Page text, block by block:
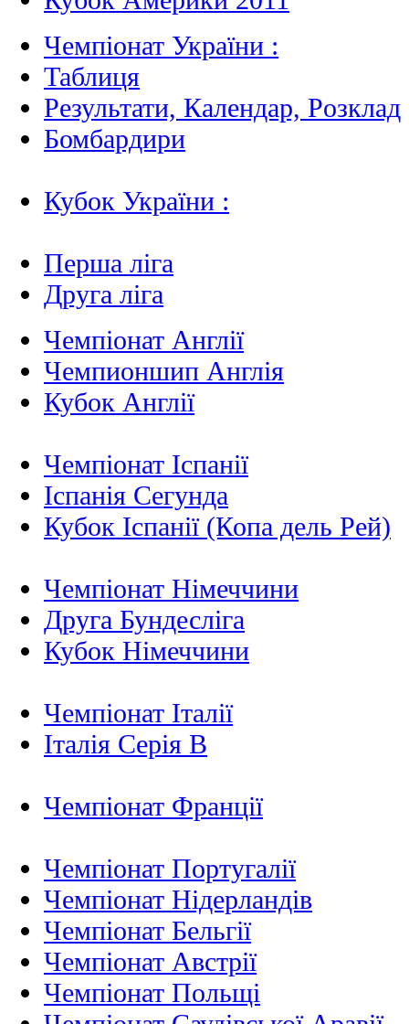
Чемпіонат України :
Таблиця
Результати, Календар, Poзклад
Бомбардири
Кубок України :
Перша ліга
Друга ліга
Чемпіонат Англії
Чемпионшип Англія
Кубок Англії
Чемпіонат Іспанії
Іспанія Сегунда
Кубок Іспанії (Копа дель Рей)
Чемпіонат Німеччини
Друга Бундесліга
Кубок Німеччини
Чемпіонат Італії
Італія Серія B
Чемпіонат Франції
Чемпіонат Португалії
Чемпіонат Нідерландiв
Чемпіонат Бельгії
Чемпіонат Австрії
Чемпіонат Польщі